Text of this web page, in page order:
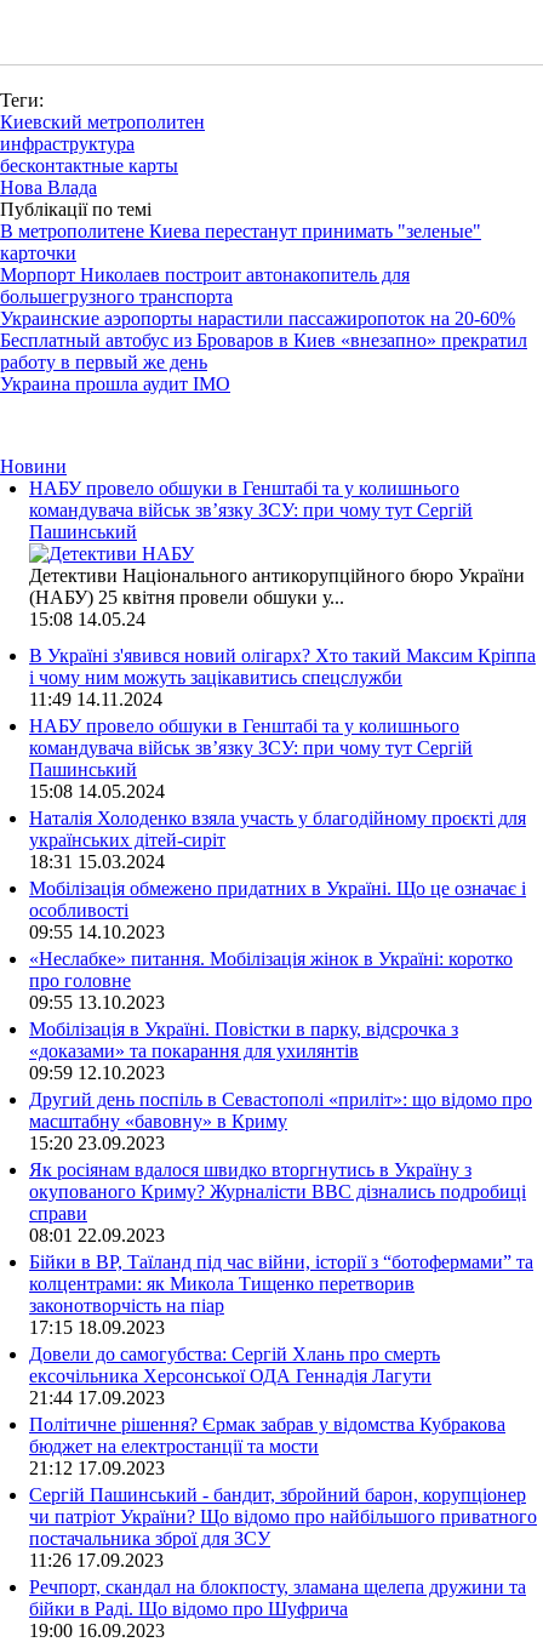
Теги:
Киевский метрополитен
инфраструктура
бесконтактные карты
Нова Влада
Публікації по темі
В метрополитене Киева перестанут принимать "зеленые"
карточки
Морпорт Николаев построит автонакопитель для
большегрузного транспорта
Украинские аэропорты нарастили пассажиропоток на 20-60%
Бесплатный автобус из Броваров в Киев «внезапно» прекратил
работу в первый же день
Украина прошла аудит IMO
Новини
НАБУ провело обшуки в Генштабі та у колишнього
командувача військ зв’язку ЗСУ: при чому тут Сергій
Пашинський
Детективи Національного антикорупційного бюро України
(НАБУ) 25 квітня провели обшуки у...
15:08 14.05.24
В Україні з'явився новий олігарх? Хто такий Максим Кріппа
і чому ним можуть зацікавитись спецслужби
11:49 14.11.2024
НАБУ провело обшуки в Генштабі та у колишнього
командувача військ зв’язку ЗСУ: при чому тут Сергій
Пашинський
15:08 14.05.2024
Наталія Холоденко взяла участь у благодійному проєкті для
українських дітей-сиріт
18:31 15.03.2024
Мобілізація обмежено придатних в Україні. Що це означає і
особливості
09:55 14.10.2023
«Неслабке» питання. Мобілізація жінок в Україні: коротко
про головне
09:55 13.10.2023
Мобілізація в Україні. Повістки в парку, відсрочка з
«доказами» та покарання для ухилянтів
09:59 12.10.2023
Другий день поспіль в Севастополі «приліт»: що відомо про
масштабну «бавовну» в Криму
15:20 23.09.2023
Як росіянам вдалося швидко вторгнутись в Україну з
окупованого Криму? Журналісти ВВС дізнались подробиці
справи
08:01 22.09.2023
Бійки в ВР, Таїланд під час війни, історії з “ботофермами” та
колцентрами: як Микола Тищенко перетворив
законотворчість на піар
17:15 18.09.2023
Довели до самогубства: Сергій Хлань про смерть
ексочільника Херсонської ОДА Геннадія Лагути
21:44 17.09.2023
Політичне рішення? Єрмак забрав у відомства Кубракова
бюджет на електростанції та мости
21:12 17.09.2023
Сергій Пашинський - бандит, збройний барон, корупціонер
чи патріот України? Що відомо про найбільшого приватного
постачальника зброї для ЗСУ
11:26 17.09.2023
Речпорт, скандал на блокпосту, зламана щелепа дружини та
бійки в Раді. Що відомо про Шуфрича
19:00 16.09.2023